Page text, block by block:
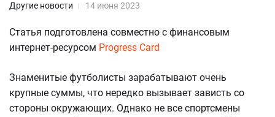
Другие новости 14 июня 2023
Статья подготовлена совместно с финансовым
интернет-ресурсом Progress Card
Знаменитые футболисты зарабатывают очень
крупные суммы, что нередко вызывает зависть со
стороны окружающих. Однако не все спортсмены